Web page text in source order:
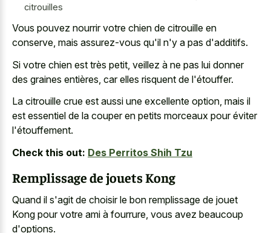
citrouilles
Vous pouvez nourrir votre chien de citrouille en
conserve, mais assurez-vous qu'il n'y a pas d'additifs.
Si votre chien est très petit, veillez à ne pas lui donner
des graines entières, car elles risquent de l'étouffer.
La citrouille crue est aussi une excellente option, mais il
est essentiel de la couper en petits morceaux pour éviter
l'étouffement.
Check this out: Des Perritos Shih Tzu
Remplissage de jouets Kong
Quand il s'agit de choisir le bon remplissage de jouet
Kong pour votre ami à fourrure, vous avez beaucoup
d'options.